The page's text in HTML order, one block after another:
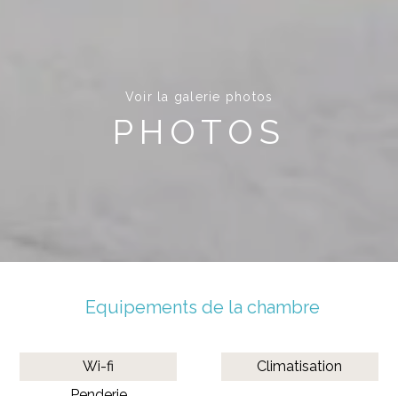
Voir la galerie photos
PHOTOS
Equipements de la chambre
Wi-fi
Climatisation